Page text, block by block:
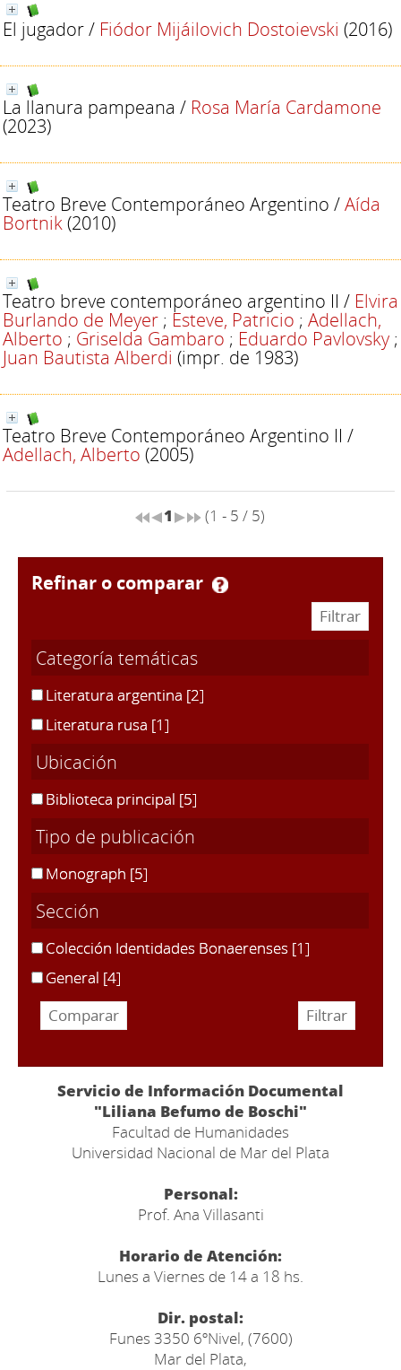
El jugador/ Fiódor Mijáilovich Dostoievski (2016)
La llanura pampeana / Rosa María Cardamone
(2023)
Teatro Breve Contemporáneo Argentino /Aída
Bortnik(2010)
Teatro breve contemporáneo argentino II / Elvira
Burlando de Meyer ; Esteve, Patricio ; Adellach,
Alberto ; Griselda Gambaro ; Eduardo Pavlovsky ;
Juan Bautista Alberdi (impr. de 1983)
Teatro Breve Contemporáneo Argentino II /
Adellach, Alberto (2005)
1 (1 - 5 / 5)
refinar o comparar
Categoría temáticas
Literatura argentina [2]
Literatura rusa [1]
Ubicación
Biblioteca principal [5]
Tipo de publicación
Monograph [5]
Sección
Colección Identidades Bonaerenses [1]
General [4]
Servicio de Información Documental
"Liliana Befumo de Boschi"
Facultad de Humanidades
Universidad Nacional de Mar del Plata
Personal:
Prof. Ana Villasanti
Horario de Atención:
Lunes a Viernes de 14 a 18 hs.
Dir. postal:
Funes 3350 6ºNivel, (7600)
Mar del Plata,